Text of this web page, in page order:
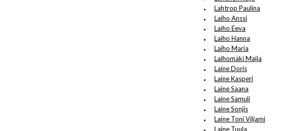
Lahtrop Paulina
Laiho Anssi
Laiho Eeva
Laiho Hanna
Laiho Maria
Laihomäki Maija
Laine Doris
Laine Kasperi
Laine Saana
Laine Samuli
Laine Sonjis
Laine Toni Viljami
Laine Tuula